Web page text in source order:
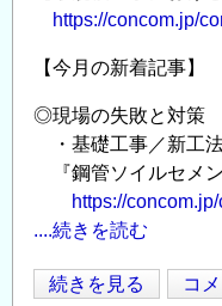
め
情
発
イ
「コ
https://concom.jp/
【今月の新着記事】
◎現場の失敗と対策
・基礎工事／新工
『鋼管ソイルセメ
https://
....続きを読む
今
続きを見る コ